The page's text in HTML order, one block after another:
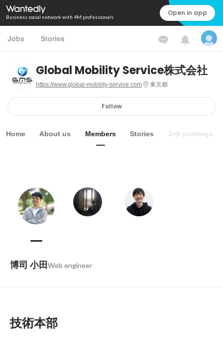
Business social network with 4M professionals Open in app
Jobs Stories
Global Mobility Service株式会社
https://www.global-mobility-service.com 東京都
Follow
Home About us Members Stories Job postings
博司 小田Web engineer
技術本部